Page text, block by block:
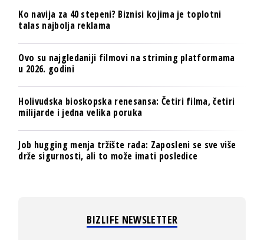
Ko navija za 40 stepeni? Biznisi kojima je toplotni
talas najbolja reklama
Ovo su najgledaniji filmovi na striming platformama
u 2026. godini
Holivudska bioskopska renesansa: Četiri filma, četiri
milijarde i jedna velika poruka
Job hugging menja tržište rada: Zaposleni se sve više
drže sigurnosti, ali to može imati posledice
BIZLIFE NEWSLETTER